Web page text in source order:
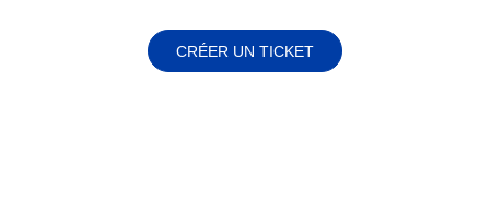
CRÉER UN TICKET